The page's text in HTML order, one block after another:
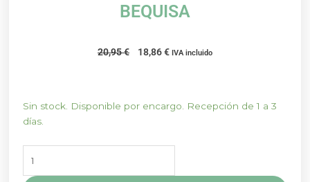
BEQUISA
20,95€
El
20,95 €.
18,86€El
18,86 €.
IVA incluido
Sin stock. Disponible por encargo. Recepción de 1 a 3
días.
ISOFLABEQ
180
cantidad